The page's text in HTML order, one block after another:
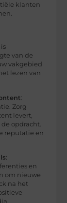
klanten
van de
vakgebied
lezen van
:
Zorg
levert,
opdracht.
reputatie en
:
en
om nieuwe
na het